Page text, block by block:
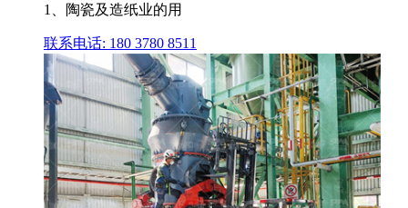
1、陶瓷及造纸业的用
联系电话: 180 3780 8511